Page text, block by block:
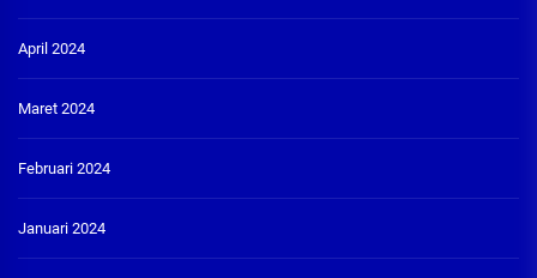
April 2024
Maret 2024
Februari 2024
Januari 2024